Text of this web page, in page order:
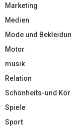
Marketing
Medien
Mode und
Motor
musik
Relation
Schönheits-und
Spiele
Sport